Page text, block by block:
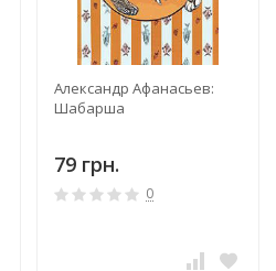
Александр Афанасьев:
Шабарша
79 грн.
0